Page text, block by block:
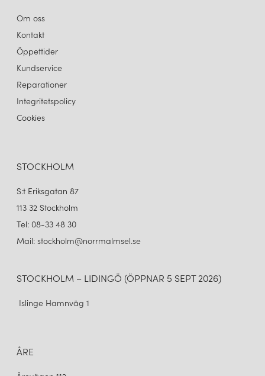
Om oss
Kontakt
Öppettider
Kundservice
Reparationer
Integritetspolicy
Cookies
STOCKHOLM
S:t Eriksgatan 87
113 32 Stockholm
Tel: 08-33 48 30
Mail: stockholm@norrmalmsel.se
STOCKHOLM – LIDINGÖ (ÖPPNAR 5 SEPT 2026)
Islinge Hamnväg 1
ÅRE